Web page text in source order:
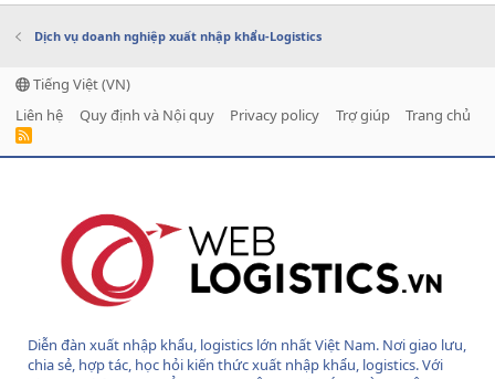
Dịch vụ doanh nghiệp xuất nhập khẩu-Logistics
Tiếng Việt (VN)
Liên hệ
Quy định và Nội quy Privacy policy Trợ giúp Trang chủ
R
Diễn đàn xuất nhập khẩu, logistics lớn nhất Việt Nam. Nơi giao lưu,
chia sẻ, hợp tác, học hỏi kiến thức xuất nhập khẩu, logistics. Với